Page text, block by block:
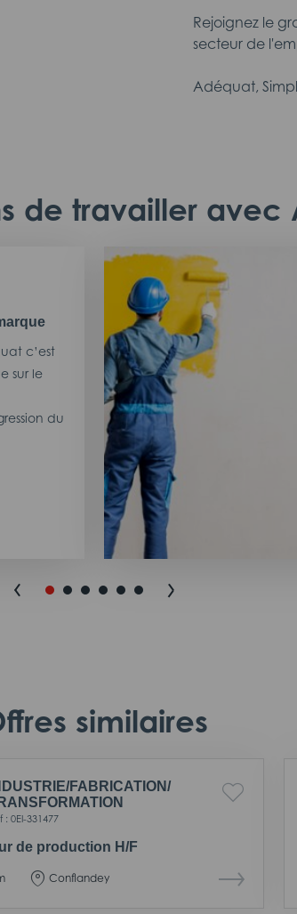
Rejoignez le
secteur de
Adéquat,
de travailler avec
c’est
sur le
du
similaires
FABRICATION/
: 0EI-331477
de production H/F
Conflandey